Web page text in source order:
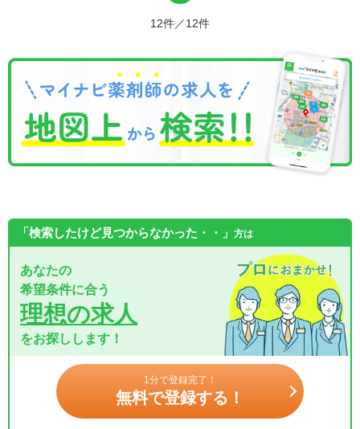
12件／12件
「検索したけど見つからなかった・・」 方は
あなたの
希望条件に合う
理想の求人
をお探しします！
1分で登録完了！
無料で登録する！